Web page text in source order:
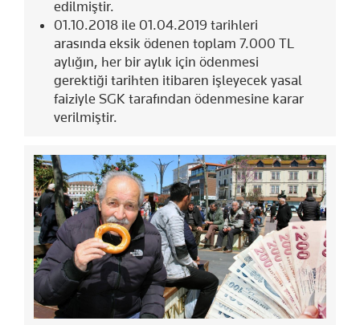
edilmiştir.
01.10.2018 ile 01.04.2019 tarihleri
arasında eksik ödenen toplam 7.000 TL
aylığın, her bir aylık için ödenmesi
gerektiği tarihten itibaren işleyecek yasal
faiziyle SGK tarafından ödenmesine karar
verilmiştir.